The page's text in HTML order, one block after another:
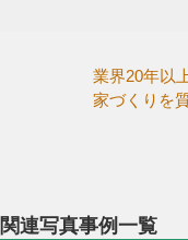
業界20年以
家づくりを
関連写真事例一覧